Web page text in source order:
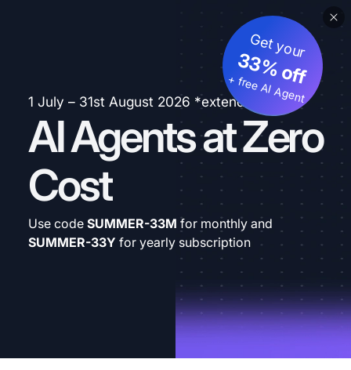
1 July – 31st August 2026 *extended
AI Agents at Zero
Cost
Get your
33% off
+ free AI Agent
Use code SUMMER-33M for monthly and
SUMMER-33Y for yearly subscription